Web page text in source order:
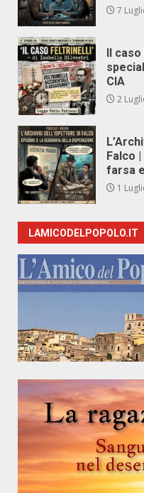
7
Il
CIA
2
Falco
farsa
1
LAMICODELPOPOLO.IT